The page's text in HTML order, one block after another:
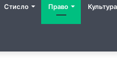
Стисло Право Культура